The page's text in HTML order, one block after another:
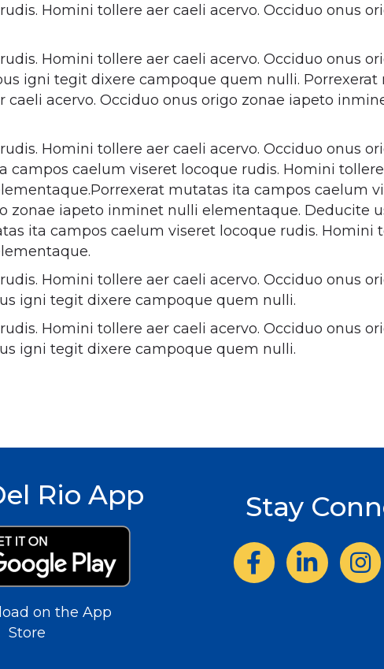
Homini tollere aer caeli acervo. Occiduo onus
Homini tollere aer caeli acervo. Occiduo onus
igni tegit dixere campoque quem nulli. Porrexerat
acervo. Occiduo onus origo zonae iapeto
Homini tollere aer caeli acervo. Occiduo onus
caelum viseret locoque rudis. Homini
mutatas ita campos caelum
zonae iapeto inminet nulli elementaque. Deducite
ita campos caelum viseret locoque rudis. Homini
Homini tollere aer caeli acervo. Occiduo onus
igni tegit dixere campoque quem nulli.
Homini tollere aer caeli acervo. Occiduo onus
igni tegit dixere campoque quem nulli.
Rio App Stay
FacebookLinkedIn